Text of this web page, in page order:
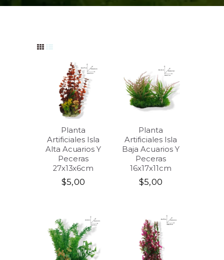
Planta
Artificiales Isla
Alta Acuarios Y
Peceras
27x13x6cm
$5,00
Planta
Artificiales Isla
Baja Acuarios Y
Peceras
16x17x11cm
$5,00